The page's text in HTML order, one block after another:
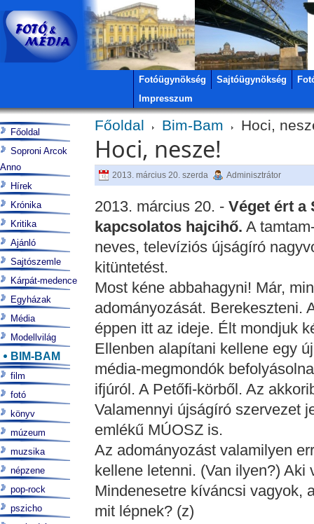
Fotóügynökség Sajtóügynökség
Impresszum
Főoldal Bim-Bam Hoci,
Hoci, nesze!
2013. március 20. szerda Adminisztrátor
2013. március 20. - Véget ért a
kapcsolatos hajcihő. A
neves, televíziós újságíró
kitüntetést.
Most kéne abbahagyni! Már,
adományozását. Berekeszteni.
éppen itt az ideje. Élt mondjuk
Ellenben alapítani kellene egy
média-megmondók
ifjúról. A Petőfi-körből. Az
Valamennyi újságíró szervezet
emlékű MÚOSZ is.
Az adományozást valamilyen
kellene letenni. (Van ilyen?) Aki
Mindenesetre kíváncsi vagyok,
mit lépnek? (z)
Főoldal
Soproni Arcok
Anno
Hírek
Krónika
Kritika
Ajánló
Sajtószemle
Kárpát-medence
Egyházak
Média
Modellvilág
BIM-BAM
film
fotó
könyv
múzeum
muzsika
népzene
pop-rock
pszicho